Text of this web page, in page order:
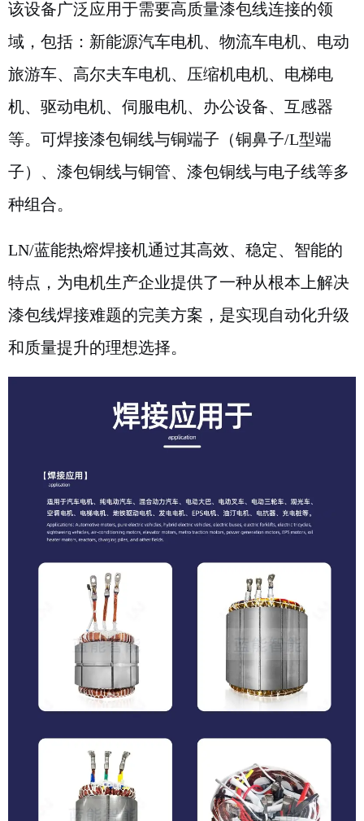
该设备广泛应用于需要高质量漆包线连接的领
域，包括：新能源汽车电机、物流车电机、电动
旅游车、高尔夫车电机、压缩机电机、电梯电
机、驱动电机、伺服电机、办公设备、互感器
等。可焊接漆包铜线与铜端子（铜鼻子/L型端
子）、漆包铜线与铜管、漆包铜线与电子线等多
种组合。
LN/蓝能热熔焊接机通过其高效、稳定、智能的
特点，为电机生产企业提供了一种从根本上解决
漆包线焊接难题的完美方案，是实现自动化升级
和质量提升的理想选择。